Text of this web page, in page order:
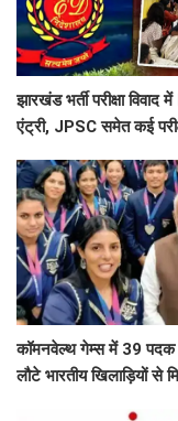
झारखंड भर्ती परीक्षा विवाद
एंट्री, JPSC समेत कई
आंदोलन जारी ​​​​​​​
कॉमनवेल्थ गेम्स में 39
लौटे भारतीय खिलाड़ियों से